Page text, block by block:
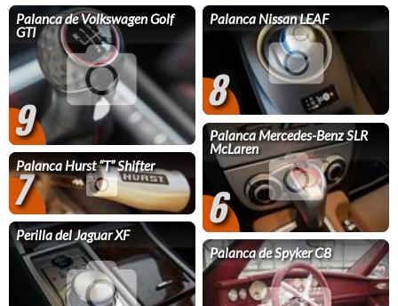
9
Palanca de Volkswagen Golf
GTI
7
Palanca Hurst “T” Shifter
Perilla del Jaguar XF
8
Palanca Nissan LEAF
6
Palanca Mercedes-Benz SLR
McLaren
Palanca de Spyker C8